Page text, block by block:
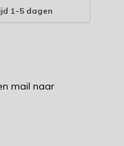
1-5 dagen
mail naar